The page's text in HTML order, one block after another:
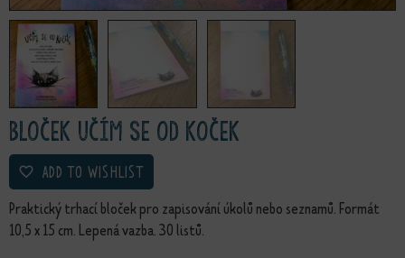
bloček Učím se od koček
ADD TO WISHLIST
Praktický trhací bloček pro zapisování úkolů nebo seznamů. Formát
10,5 x 15 cm. Lepená vazba. 30 listů.